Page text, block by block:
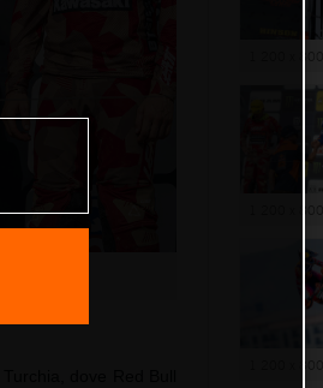
dove Red Bull